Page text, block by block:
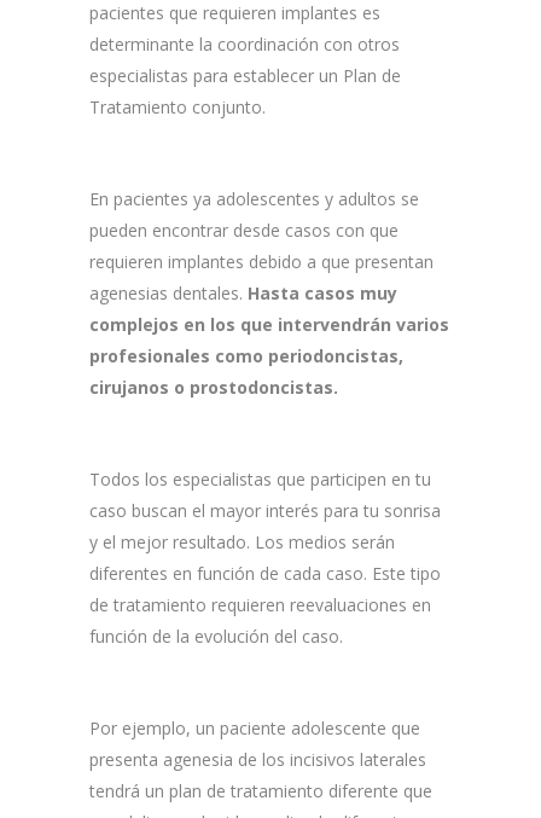
pacientes que requieren implantes es
determinante la coordinación con otros
especialistas para establecer un Plan de
Tratamiento conjunto.
En pacientes ya adolescentes y adultos se
pueden encontrar desde casos con que
requieren implantes debido a que presentan
agenesias dentales. Hasta casos muy
complejos en los que intervendrán varios
profesionales como periodoncistas,
cirujanos o prostodoncistas.
Todos los especialistas que participen en tu
caso buscan el mayor interés para tu sonrisa
y el mejor resultado. Los medios serán
diferentes en función de cada caso. Este tipo
de tratamiento requieren reevaluaciones en
función de la evolución del caso.
Por ejemplo, un paciente adolescente que
presenta agenesia de los incisivos laterales
tendrá un plan de tratamiento diferente que